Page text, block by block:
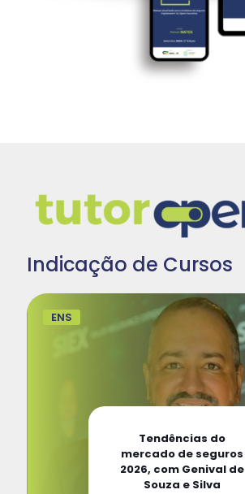
Indicação de Cursos
ENS
Tendências do
mercado de seguros
2026, com Genival de
Souza e Silva